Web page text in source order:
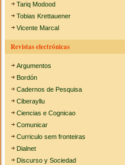
Tariq Modood
Tobias Krettauener
Vicente Marcal
Revistas electrónicas
Argumentos
Bordón
Cadernos de Pesquisa
Ciberayllu
Ciencias e Cognicao
Comunicar
Curriculo sem fronteiras
Dialnet
Discurso y Sociedad